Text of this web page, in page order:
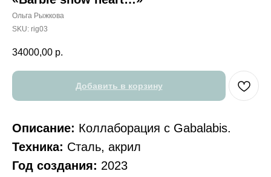
Ольга Рыжкова
SKU: rig03
34000,00 р.
Добавить в корзину
Описание: Коллаборация с Gabalabis.
Техника: Сталь, акрил
Год создания: 2023